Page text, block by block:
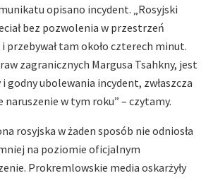
opisano incydent. „Rosyjski
bez pozwolenia w przestrzeń
tam około czterech minut.
zagranicznych Margusa Tsahkny, jest
godny ubolewania incydent, zwłaszcza
w tym roku” – czytamy.
rosyjska w żaden sposób nie odniosła
na poziomie oficjalnym
Prokremlowskie media oskarżyły